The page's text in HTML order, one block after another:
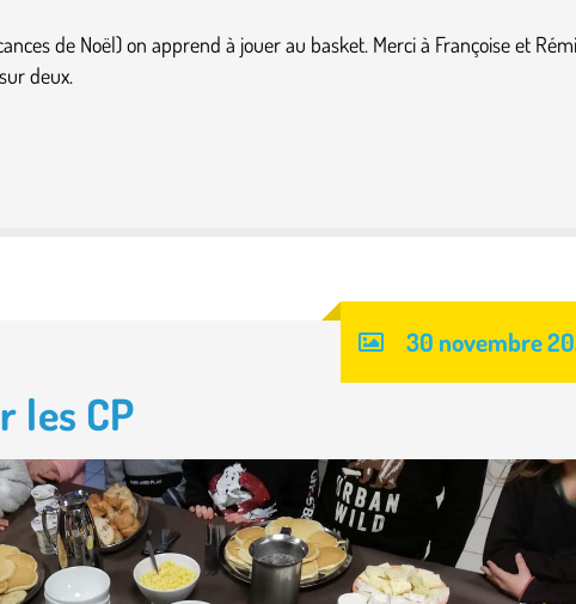
de Noël) on apprend à jouer au basket. Merci à Françoise et Rémi
deux.
30 novembre
les CP